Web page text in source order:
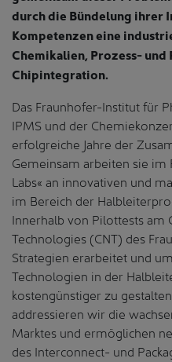
durch die Bündelung ihrer
Kompetenzen eine
Chemikalien, Prozess-
Chipintegration.
Das Fraunhofer-Institut für
IPMS und der
erfolgreiche Jahre der
Gemeinsam arbeiten sie im
Labs« an innovativen und
im Bereich der
Innerhalb von Pilottests am
Technologies (CNT) des
Strategien erarbeitet und
Technologien in der
kostengünstiger zu
addressieren wir die
Marktes und ermöglichen
des Interconnect- und